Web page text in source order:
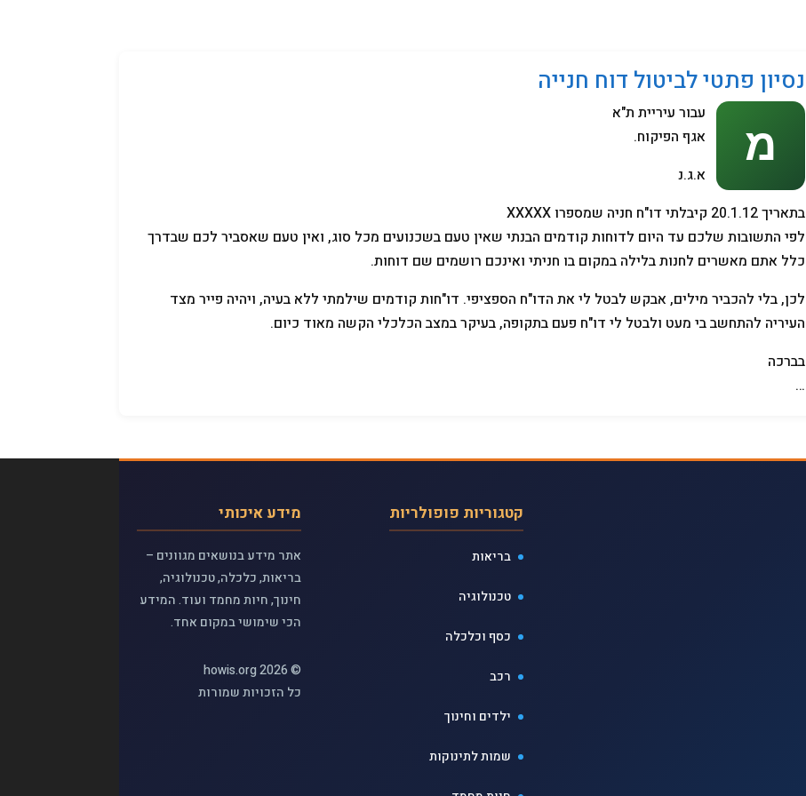
נסיון פתטי לביטול דוח חנייה
עבור עיריית ת"א
אגף הפיקוח.
א.ג.נ
בתאריך 20.1.12 קיבלתי דו"ח חניה שמספרו XXXXX
לפי התשובות שלכם עד היום לדוחות קודמים הבנתי שאין טעם בשכנועים מכל סוג, ואין טעם שאסביר לכם שבדרך
כלל אתם מאשרים לחנות בלילה במקום בו חניתי ואינכם רושמים שם דוחות.
לכן, בלי להכביר מילים, אבקש לבטל לי את הדו"ח הספציפי. דו"חות קודמים שילמתי ללא בעיה, ויהיה פייר מצד
העיריה להתחשב בי מעט ולבטל לי דו"ח פעם בתקופה, בעיקר במצב הכלכלי הקשה מאוד כיום.
בברכה
…
מידע איכותי
אתר מידע בנושאים מגוונים –
בריאות, כלכלה, טכנולוגיה,
חינוך, חיות מחמד ועוד. המידע
הכי שימושי במקום אחד.
© 2026 howis.org
כל הזכויות שמורות
קטגוריות פופולריות
בריאות
טכנולוגיה
כסף וכלכלה
רכב
ילדים וחינוך
שמות לתינוקות